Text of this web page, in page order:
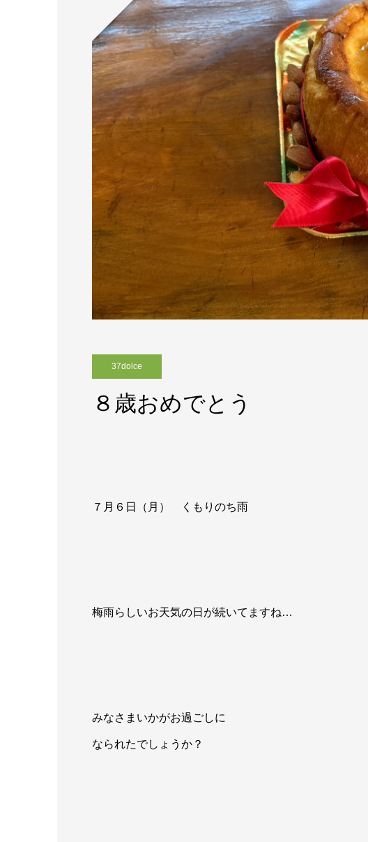
37dolce
８歳おめでとう
７月６日（月） くもりのち雨
梅雨らしいお天気の日が続いてますね…
みなさまいかがお過ごしに
なられたでしょうか？